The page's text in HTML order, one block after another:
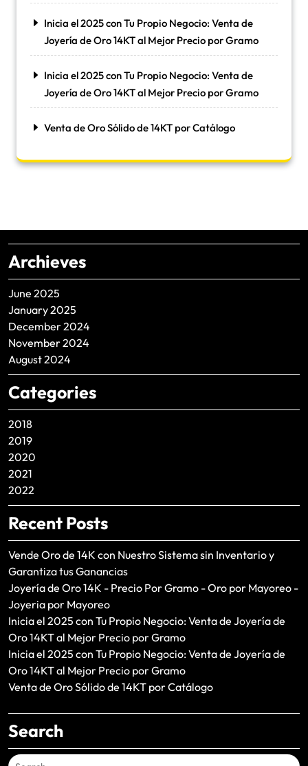
Inicia el 2025 con Tu Propio Negocio: Venta de
Joyería de Oro 14KT al Mejor Precio por Gramo
Inicia el 2025 con Tu Propio Negocio: Venta de
Joyería de Oro 14KT al Mejor Precio por Gramo
Venta de Oro Sólido de 14KT por Catálogo
Archieves
June 2025
January 2025
December 2024
November 2024
August 2024
Categories
2018
2019
2020
2021
2022
Recent Posts
Vende Oro de 14K con Nuestro Sistema sin Inventario y
Garantiza tus Ganancias
Joyería de Oro 14K - Precio Por Gramo - Oro por Mayoreo -
Joyeria por Mayoreo
Inicia el 2025 con Tu Propio Negocio: Venta de Joyería de
Oro 14KT al Mejor Precio por Gramo
Inicia el 2025 con Tu Propio Negocio: Venta de Joyería de
Oro 14KT al Mejor Precio por Gramo
Venta de Oro Sólido de 14KT por Catálogo
Search